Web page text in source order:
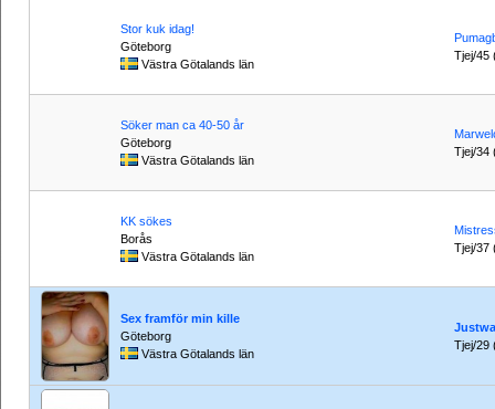
Stor kuk idag!
Göteborg
Västra Götalands län
Tjej/45
Söker man ca 40-50 år
Göteborg
Västra Götalands län
Tjej/34
KK sökes
Borås
Västra Götalands län
Tjej/37
Sex framför min kille
Göteborg
Västra Götalands län
Tjej/29